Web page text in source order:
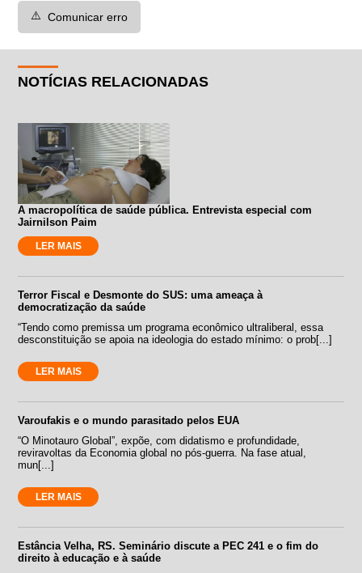
⚠️ Comunicar erro
NOTÍCIAS RELACIONADAS
A macropolítica de saúde pública. Entrevista especial com
Jairnilson Paim
LER MAIS
Terror Fiscal e Desmonte do SUS: uma ameaça à
democratização da saúde
“Tendo como premissa um programa econômico ultraliberal, essa
desconstituição se apoia na ideologia do estado mínimo: o prob[...]
LER MAIS
Varoufakis e o mundo parasitado pelos EUA
“O Minotauro Global”, expõe, com didatismo e profundidade,
reviravoltas da Economia global no pós-guerra. Na fase atual,
mun[...]
LER MAIS
Estância Velha, RS. Seminário discute a PEC 241 e o fim do
direito à educação e à saúde